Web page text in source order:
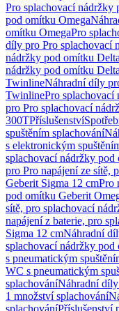
Pro splachovací nádržky
pod omítku Omega
omítku OmegaPro
díly pro Pro splachovací
nádržky pod omítku Delta
nádržky pod omítku Delta
TwinlineNáhradní díly
TwinlinePro
pro Pro splachovací
300TPříslušenství
spuštěním splachování
s elektronickým
splachovací nádržky
pro Pro napájení ze sítě,
Geberit Sigma 12 cmPro
pod omítku Geberit
sítě, pro splachovací
napájení z baterie, pro
Sigma 12 cmNáhradní
splachovací nádržky
s pneumatickým
WC s pneumatickým
splachováníNáhradní
1 množství splachování
splachováníPříslušenství